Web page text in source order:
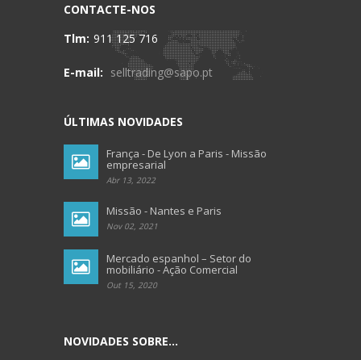
CONTACTE-NOS
Tlm: 911 125 716
E-mail: selltrading@sapo.pt
ÚLTIMAS NOVIDADES
França - De Lyon a Paris - Missão
empresarial
Abr 13, 2022
Missão - Nantes e Paris
Nov 02, 2021
Mercado espanhol – Setor do
mobiliário - Ação Comercial
Out 15, 2020
NOVIDADES SOBRE...